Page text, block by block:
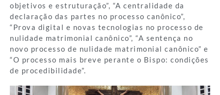
objetivos e estruturação”, “A centralidade da
declaração das partes no processo canônico”,
“Prova digital e novas tecnologias no processo de
nulidade matrimonial canônico”, “A sentença no
novo processo de nulidade matrimonial canônico” e
“O processo mais breve perante o Bispo: condições
de procedibilidade”.